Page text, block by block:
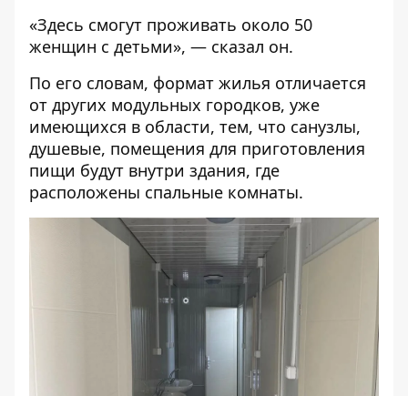
«Здесь смогут проживать около 50
женщин с детьми», — сказал он.
По его словам, формат жилья отличается
от других модульных городков, уже
имеющихся в области, тем, что санузлы,
душевые, помещения для приготовления
пищи будут внутри здания, где
расположены спальные комнаты.